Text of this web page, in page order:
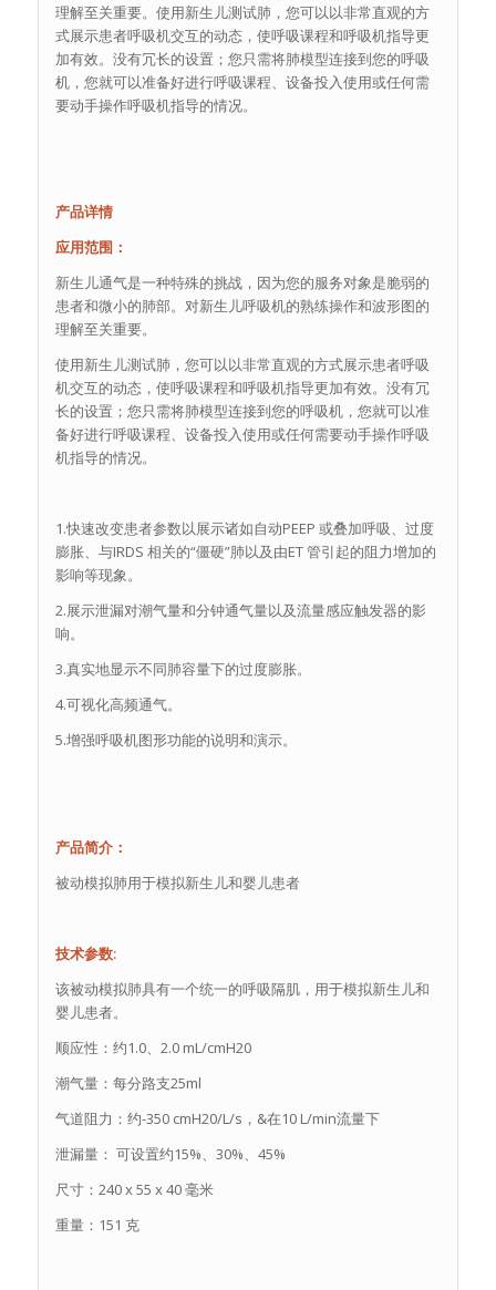
理解至关重要。使用新生儿测试肺，您可以以非常直观的方
式展示患者呼吸机交互的动态，使呼吸课程和呼吸机指导更
加有效。没有冗长的设置；您只需将肺模型连接到您的呼吸
机，您就可以准备好进行呼吸课程、设备投入使用或任何需
要动手操作呼吸机指导的情况。
产品详情
应用范围：
新生儿通气是一种特殊的挑战，因为您的服务对象是脆弱的
患者和微小的肺部。对新生儿呼吸机的熟练操作和波形图的
理解至关重要。
使用新生儿测试肺，您可以以非常直观的方式展示患者呼吸
机交互的动态，使呼吸课程和呼吸机指导更加有效。没有冗
长的设置；您只需将肺模型连接到您的呼吸机，您就可以准
备好进行呼吸课程、设备投入使用或任何需要动手操作呼吸
机指导的情况。
1.快速改变患者参数以展示诸如自动PEEP 或叠加呼吸、过度
膨胀、与IRDS 相关的“僵硬”肺以及由ET 管引起的阻力增加的
影响等现象。
2.展示泄漏对潮气量和分钟通气量以及流量感应触发器的影
响。
3.真实地显示不同肺容量下的过度膨胀。
4.可视化高频通气。
5.增强呼吸机图形功能的说明和演示。
产品简介：
被动模拟肺用于模拟新生儿和婴儿患者
技术参数:
该被动模拟肺具有一个统一的呼吸隔肌，用于模拟新生儿和
婴儿患者。
顺应性：约1.0、2.0 mL/cmH20
潮气量：每分路支25ml
气道阻力：约-350 cmH20/L/s，&在10 L/min流量下
泄漏量： 可设置约15%、30%、45%
尺寸：240 x 55 x 40 毫米
重量：151 克